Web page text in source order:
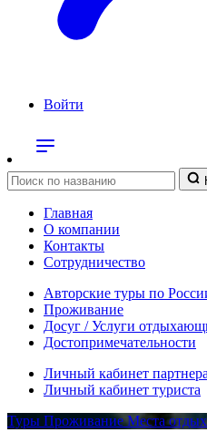
Войти
Главная
О компании
Контакты
Сотрудничество
Авторские туры по
Проживание
Досуг / Услуги
Достопримечательности
Личный кабинет партнера
Личный кабинет туриста
Туры ПроживаниеМеста